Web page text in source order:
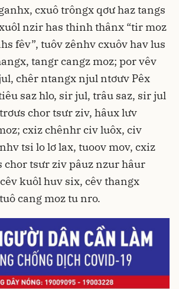
cxuô trôngx qơư haz tangs
nzir has thinh thânx “tir moz
fêv”, tuôv zênhv cxuôv hav lus
tangr cangz moz; por vêv
chêr ntangx njul ntơưv Pêx
saz hlo, sir jul, trâu saz, sir jul
chor tsưr ziv, hâux lưv
cxiz chênhr civ luôx, civ
tsi lo lơ lax, tuoov mov, cxiz
chor tsưr ziv pâuz nzur hâur
kuôl huv six, cêv thangx
cang moz tu nro.